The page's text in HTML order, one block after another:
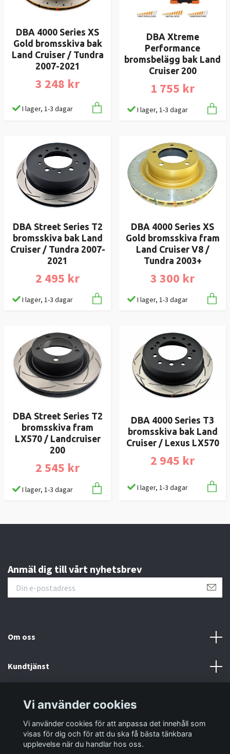
DBA 4000 Series XS
Gold bromsskiva bak
Land Cruiser / Tundra
2007-2021
3 248 kr
I lager, 1-3 dagar
DBA Xtreme
Performance
bromsbelägg bak Land
Cruiser 200
1 755 kr
I lager, 1-3 dagar
DBA Street Series T2
bromsskiva bak Land
Cruiser / Tundra 2007-
2021
2 495 kr
I lager, 1-3 dagar
DBA 4000 Series XS
Gold bromsskiva fram
Land Cruiser V8 /
Tundra 2003+
3 300 kr
I lager, 1-3 dagar
DBA Street Series T2
bromsskiva fram
LX570 / Landcruiser
200
2 545 kr
I lager, 1-3 dagar
DBA 4000 Series T3
bromsskiva bak Land
Cruiser / Lexus LX570
2 945 kr
I lager, 1-3 dagar
Anmäl dig till vårt nyhetsbrev
Om oss
Kundtjänst
Sociala medier
Vi använder cookies
Vi använder cookies för att anpassa det innehåll som
visas för dig och för att du ska få bästa tänkbara
upplevelse när du handlar hos oss.